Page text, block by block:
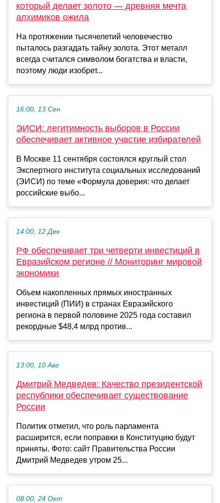
который делает золото — древняя мечта
алхимиков ожила
На протяжении тысячелетий человечество
пыталось разгадать тайну золота. Этот металл
всегда считался символом богатства и власти,
поэтому люди изобрет...
16:00, 13 Сен
ЭИСИ: легитимность выборов в России
обеспечивает активное участие избирателей
В Москве 11 сентября состоялся круглый стол
Экспертного института социальных исследований
(ЭИСИ) по теме «Формула доверия: что делает
российские выбо...
14:00, 12 Дек
РФ обеспечивает три четверти инвестиций в
Евразийском регионе // Мониторинг мировой
экономики
Объем накопленных прямых иностранных
инвестиций (ПИИ) в странах Евразийского
региона в первой половине 2025 года составил
рекордные $48,4 млрд против...
13:00, 10 Авг
Дмитрий Медведев: Качество президентской
республики обеспечивает существование
России
Политик отметил, что роль парламента
расширится, если поправки в Конституцию будут
приняты. Фото: сайт Правительства России
Дмитрий Медведев утром 25...
08:00, 24 Окт